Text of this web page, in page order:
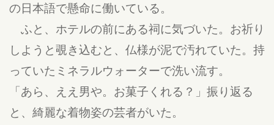
の日本語で懸命に働いている。
ふと、ホテルの前にある祠に気づいた。お祈り
しようと覗き込むと、仏様が泥で汚れていた。持
っていたミネラルウォーターで洗い流す。
「あら、ええ男や。お菓子くれる？」振り返る
と、綺麗な着物姿の芸者がいた。